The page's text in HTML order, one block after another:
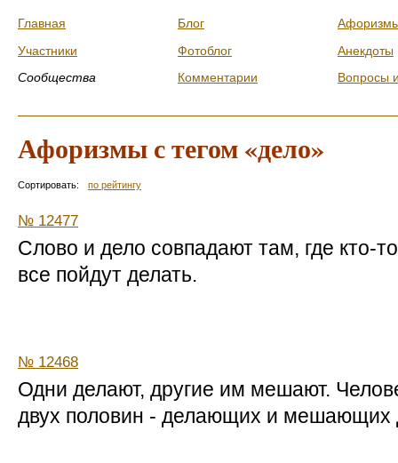
Главная
Участники
Сообщества
Блог
Фотоблог
Комментарии
Анекдоты
Вопросы
Афоризмы с тегом «дело»
Сортировать: по рейтингу
№ 12477
Слово и дело совпадают там, где кто-
все пойдут делать.
№ 12468
Одни делают, другие им мешают.
двух половин - делающих и мешающих